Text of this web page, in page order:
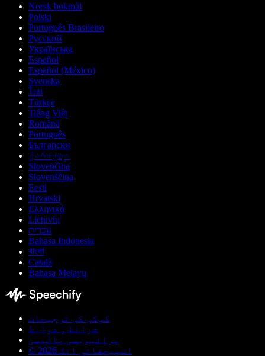
Norsk bokmål
Polski
Português Brasileiro
Русский
Українська
Español
Español (México)
Svenska
ไทย
Türkçe
Tiếng Việt
Română
Português
Български
ქართული
Slovenčina
Slovenščina
Eesti
Hrvatski
Ελληνικά
Lietuvių
עברית
Bahasa Indonesia
বাংলা
Català
Bahasa Melayu
کوکی کی ترجیحات
شرائط و ضوابط
پرائیویسی پالیسی
© اسپیچفائی انک 2026